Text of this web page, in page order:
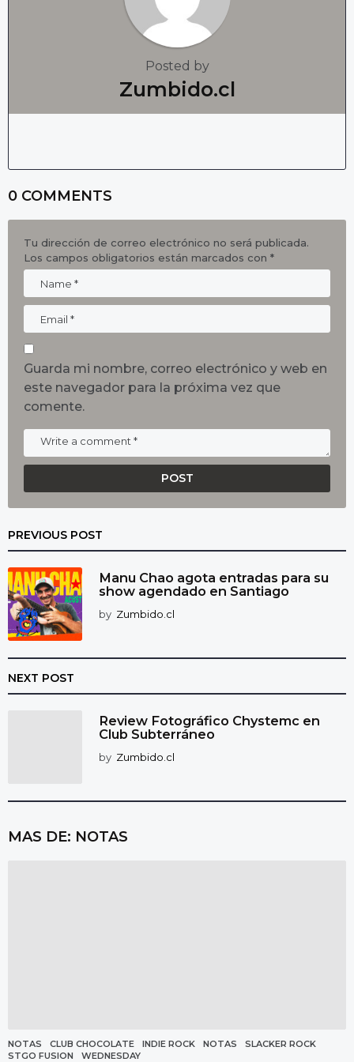
Posted by
Zumbido.cl
0 COMMENTS
Tu dirección de correo electrónico no será publicada.
Los campos obligatorios están marcados con *
Guarda mi nombre, correo electrónico y web en
este navegador para la próxima vez que
comente.
PREVIOUS POST
Manu Chao agota entradas para su
show agendado en Santiago
by Zumbido.cl
NEXT POST
Review Fotográfico Chystemc en
Club Subterráneo
by Zumbido.cl
MAS DE: NOTAS
NOTAS CLUB CHOCOLATE ,INDIE ROCK ,NOTAS ,SLACKER ROCK
STGO FUSION
,WEDNESDAY